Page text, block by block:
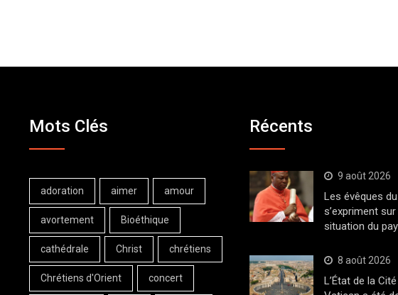
Mots Clés
adoration aimer amour
avortement Bioéthique
cathédrale Christ chrétiens
Chrétiens d'Orient concert
Récents
9 août 2026
Les évêques
s’expriment sur
situation du
8 août 2026
L’État de la